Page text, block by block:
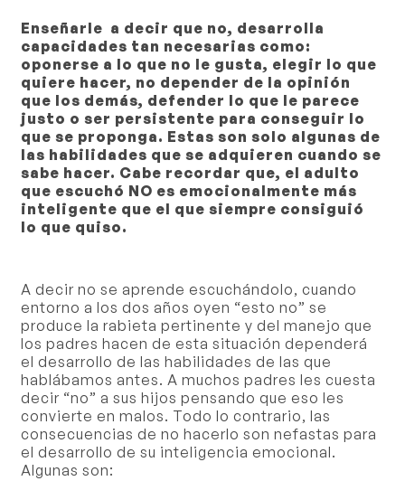
Enseñarle a decir que no, desarrolla
capacidades tan necesarias como:
oponerse a lo que no le gusta, elegir lo que
quiere hacer, no depender de la opinión
que los demás, defender lo que le parece
justo o ser persistente para conseguir lo
que se proponga. Estas son solo algunas de
las habilidades que se adquieren cuando se
sabe hacer. Cabe recordar que, el adulto
que escuchó NO es emocionalmente más
inteligente que el que siempre consiguió
lo que quiso.
A decir no se aprende escuchándolo, cuando
entorno a los dos años oyen “esto no” se
produce la rabieta pertinente y del manejo que
los padres hacen de esta situación dependerá
el desarrollo de las habilidades de las que
hablábamos antes. A muchos padres les cuesta
decir “no” a sus hijos pensando que eso les
convierte en malos. Todo lo contrario, las
consecuencias de no hacerlo son nefastas para
el desarrollo de su inteligencia emocional.
Algunas son: